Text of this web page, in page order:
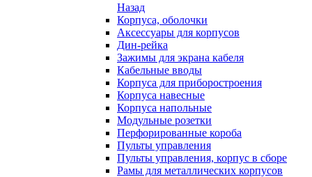
Назад
Корпуса, оболочки
Аксессуары для корпусов
Дин-рейка
Зажимы для экрана кабеля
Кабельные вводы
Корпуса для приборостроения
Корпуса навесные
Корпуса напольные
Модульные розетки
Перфорированные короба
Пульты управления
Пульты управления, корпус в сборе
Рамы для металлических корпусов